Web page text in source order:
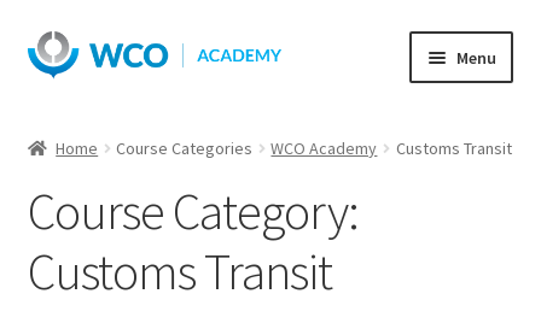
Skip
to
Skip
to
Menu
Home Course Categories WCO Academy Customs Transit
Course Category:
Customs Transit